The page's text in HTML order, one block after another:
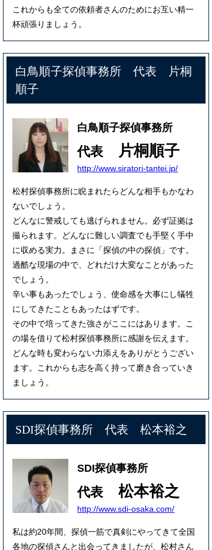
これからも全ての依頼者さんのためにお互い精一
杯頑張りましょう。
白鳥順子探偵事務所 代表 片桐
順子
白鳥順子探偵事務所
代表 片桐順子
http://www.siratori-tantei.jp/
松村探偵事務所に睨まれたらどんな相手もかなわ
ないでしょう。
どんなに警戒しても逃げられません。必ず証拠は
撮られます。どんなに難しい調査でも手堅く手中
に収める実力。まさに「探偵の中の探偵」です。
過酷な現場の中で、どれだけ大変なことがあった
でしょう。
辛い事もあったでしょう、使命感を大事にし犠牲
にしてきたこともあったはずです。
その中で培ってきた強さがここにはあります。こ
の場を借りて松村探偵事務所に感謝を伝えます。
どんな時も変わらない力添えをありがとうござい
ます。これからも志を高く持って磨き合っていき
ましょう。
SDI探偵事務所 代表 松本裕之
SDI探偵事務所
代表 松本裕之
http://www.sdi-osaka.com/
私は約20年間、探偵一筋で真剣にやってきて全国
各地の探偵さんと出会ってきましたが、松村さん